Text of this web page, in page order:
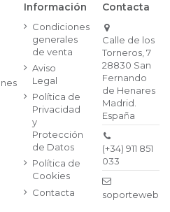
Información
Condiciones
generales
de venta
Aviso
Legal
Política de
Privacidad
y
Protección
de Datos
Política de
Cookies
Contacta
Contacta
Calle de los
Torneros, 7
28830 San
Fernando
de Henares
Madrid.
España
(+34) 911 851
033